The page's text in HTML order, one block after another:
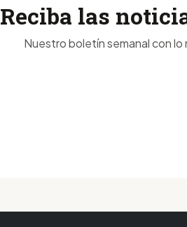
Reciba las
Nuestro boletín semanal con